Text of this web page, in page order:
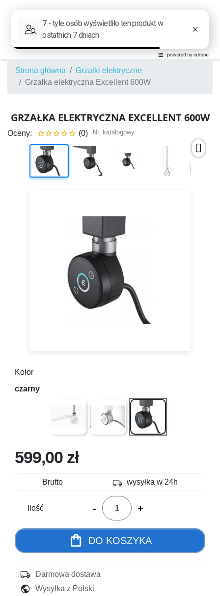
Strona główna
Grzałki elektryczne
Grzałka elektryczna Excellent 600W
GRZAŁKA ELEKTRYCZNA EXCELLENT 600W
Oceny:  (0) Nr. katalogowy:
Kolor
czarny
599,00 zł
Brutto local_shipping wysyłka w 24h
Ilość - +
shopping_bag DO KOSZYKA
local_shipping Darmowa dostawa
public Wysyłka z Polski